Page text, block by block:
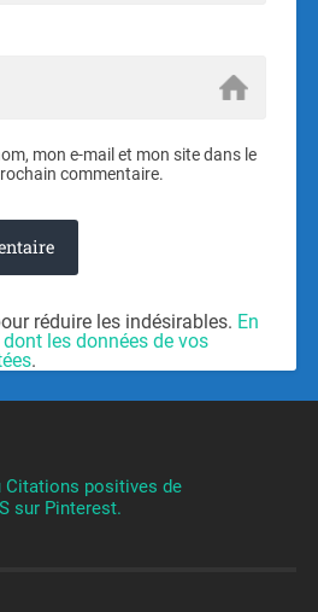
mon e-mail et mon site dans le
commentaire.
réduire les indésirables. En
les données de vos
.
Citations positives de
sur Pinterest.